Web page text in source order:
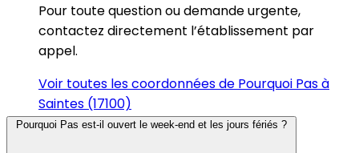
Pour toute question ou demande urgente,
contactez directement l’établissement par
appel.
Voir toutes les coordonnées de Pourquoi Pas à
Saintes (17100)
Pourquoi Pas est-il ouvert le week-end et les jours fériés ?